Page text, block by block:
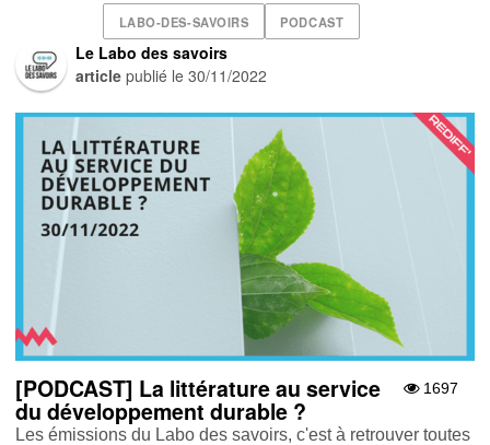
LABO-DES-SAVOIRS PODCAST
Le Labo des savoirs
article publié le30/11/2022
1697
[PODCAST] La littérature au service
du développement durable ?
Les émissions du Labo des savoirs, c'est à retrouver toutes